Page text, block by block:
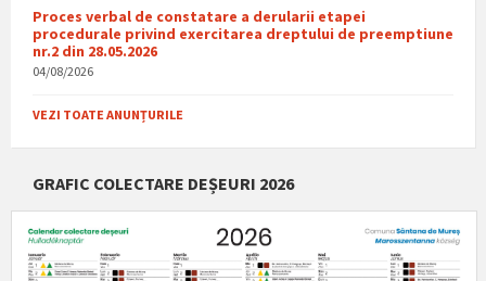
Proces verbal de constatare a derularii etapei
procedurale privind exercitarea dreptului de preemptiune
nr.2 din 28.05.2026
04/08/2026
VEZI TOATE ANUNȚURILE
GRAFIC COLECTARE DEȘEURI 2026